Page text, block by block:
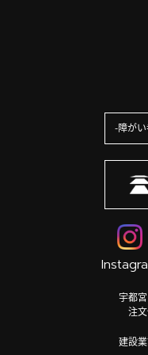
障が
宇都
注
建設